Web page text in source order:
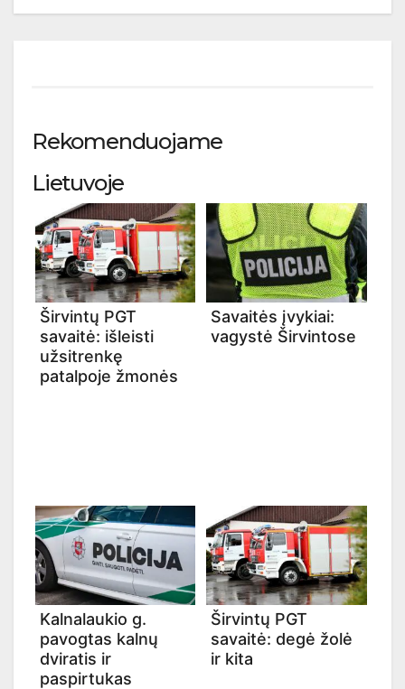
Rekomenduojame
Lietuvoje
Širvintų PGT
savaitė: išleisti
užsitrenkę
patalpoje žmonės
Savaitės įvykiai:
vagystė Širvintose
Kalnalaukio g.
pavogtas kalnų
dviratis ir
paspirtukas
Širvintų PGT
savaitė: degė žolė
ir kita